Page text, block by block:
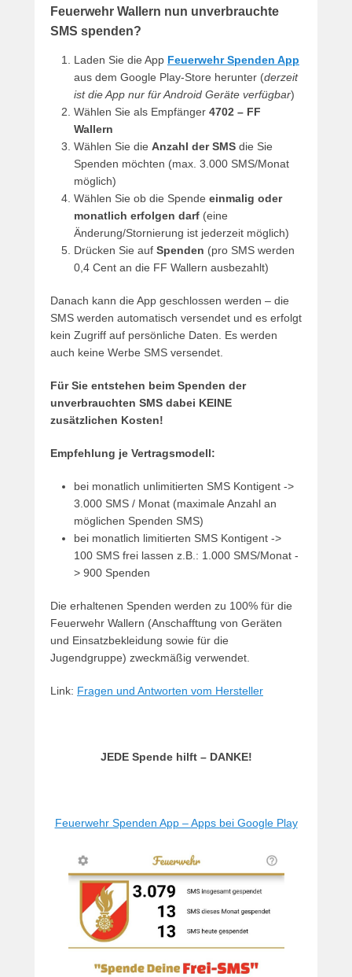
Feuerwehr Wallern nun unverbrauchte
SMS spenden?
Laden Sie die App Feuerwehr Spenden App
aus dem Google Play-Store herunter (derzeit
ist die App nur für Android Geräte verfügbar)
Wählen Sie als Empfänger 4702 – FF
Wallern
Wählen Sie die Anzahl der SMS die Sie
Spenden möchten (max. 3.000 SMS/Monat
möglich)
Wählen Sie ob die Spende einmalig oder
monatlich erfolgen darf (eine
Änderung/Stornierung ist jederzeit möglich)
Drücken Sie auf Spenden (pro SMS werden
0,4 Cent an die FF Wallern ausbezahlt)
Danach kann die App geschlossen werden – die
SMS werden automatisch versendet und es erfolgt
kein Zugriff auf persönliche Daten. Es werden
auch keine Werbe SMS versendet.
Für Sie entstehen beim Spenden der
unverbrauchten SMS dabei KEINE
zusätzlichen Kosten!
Empfehlung je Vertragsmodell:
bei monatlich unlimitierten SMS Kontigent ->
3.000 SMS / Monat (maximale Anzahl an
möglichen Spenden SMS)
bei monatlich limitierten SMS Kontigent ->
100 SMS frei lassen z.B.: 1.000 SMS/Monat -
> 900 Spenden
Die erhaltenen Spenden werden zu 100% für die
Feuerwehr Wallern (Anschafftung von Geräten
und Einsatzbekleidung sowie für die
Jugendgruppe) zweckmäßig verwendet.
Link: Fragen und Antworten vom Hersteller
JEDE Spende hilft – DANKE!
Feuerwehr Spenden App – Apps bei Google Play